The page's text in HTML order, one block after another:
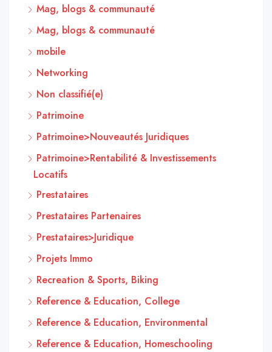
Mag, blogs & communauté
Mag, blogs & communauté
mobile
Networking
Non classifié(e)
Patrimoine
Patrimoine>Nouveautés Juridiques
Patrimoine>Rentabilité & Investissements
Locatifs
Prestataires
Prestataires Partenaires
Prestataires>Juridique
Projets Immo
Recreation & Sports, Biking
Reference & Education, College
Reference & Education, Environmental
Reference & Education, Homeschooling